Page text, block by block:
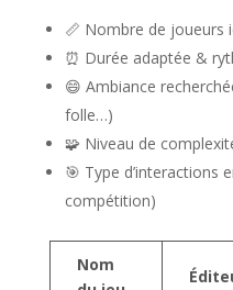
📏 Nombre de joueurs
⏰ Durée adaptée &
😄 Ambiance
folle…)
🧩 Niveau de
🎯 Type d’interactions
compétition)
Nom